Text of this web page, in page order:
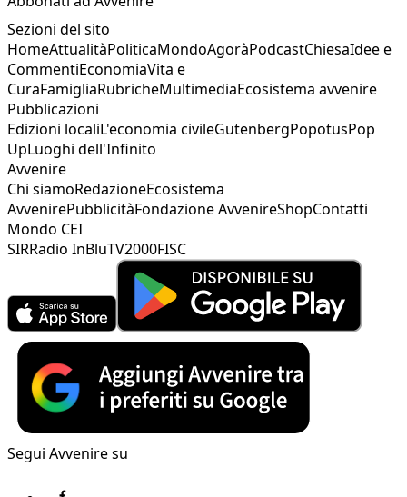
Sezioni del sito
HomeAttualitàPoliticaMondoAgoràPodcastChiesaIdee e
CommentiEconomiaVita e
CuraFamigliaRubricheMultimediaEcosistema avvenire
Pubblicazioni
Edizioni localiL'economia civileGutenbergPopotusPop
UpLuoghi dell'Infinito
Avvenire
Chi siamoRedazioneEcosistema
AvvenirePubblicitàFondazione AvvenireShopContatti
Mondo CEI
SIRRadio InBluTV2000FISC
Segui Avvenire su